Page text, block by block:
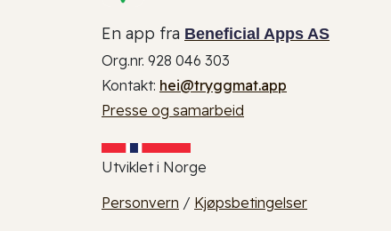
En app fra Beneficial Apps AS
Org.nr. 928 046 303
Kontakt: hei@tryggmat.app
Presse og samarbeid
Utviklet i Norge
Personvern / Kjøpsbetingelser